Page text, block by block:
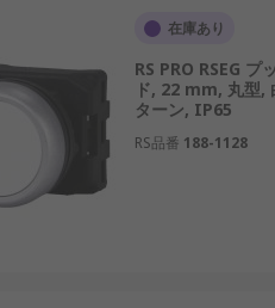
在庫あり
RS PRO RSEG プ
ド, 22 mm, 丸型,
ターン, IP65
RS品番 188-1128